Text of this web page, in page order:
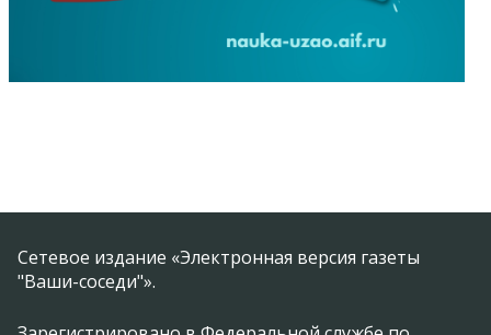
Сетевое издание «Электронная версия газеты
"Ваши-соседи"».